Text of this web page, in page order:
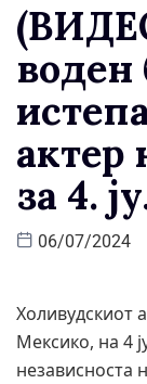
воден
актер
за 4.
06/07/2024
Холивудскиот
Мексико, на 4
независноста